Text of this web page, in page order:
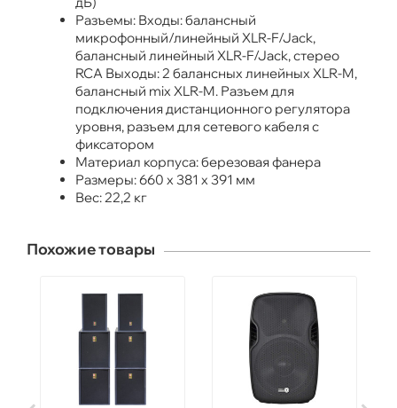
Разъемы: Входы: балансный
микрофонный/линейный XLR-F/Jack,
балансный линейный XLR-F/Jack, стерео
RCA Выходы: 2 балансных линейных XLR-M,
балансный mix XLR-M. Разъем для
подключения дистанционного регулятора
уровня, разъем для сетевого кабеля с
фиксатором
Материал корпуса: березовая фанера
Размеры: 660 x 381 x 391 мм
Вес: 22,2 кг
Похожие товары